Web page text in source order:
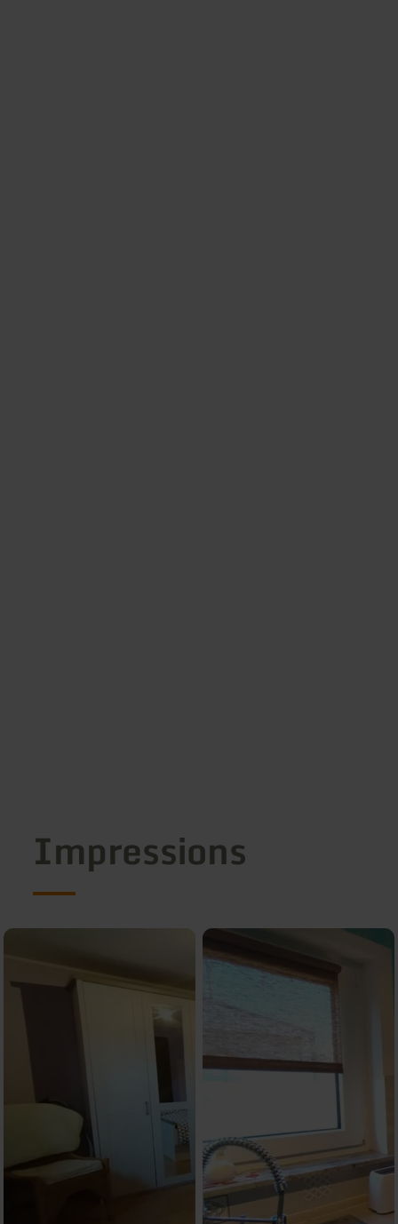
Impressions